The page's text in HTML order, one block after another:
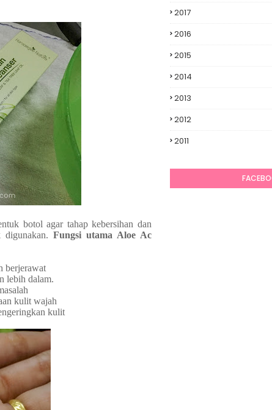
botol agar tahap kebersihan dan
digunakan. Fungsi utama Aloe Ac
berjerawat
lebih dalam.
kulit wajah
kulit
2017
2016
2015
2014
2013
2012
2011